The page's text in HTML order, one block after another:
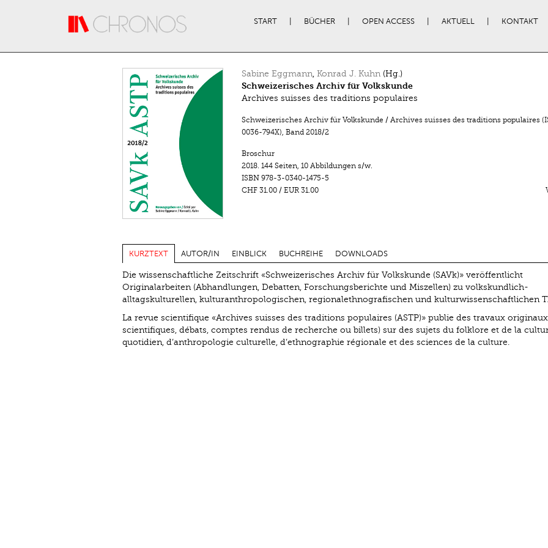
START BÜCHER OPEN ACCESS AKTUELL KONTAKT
Sabine Eggmann, Konrad J. Kuhn(Hg.)
Schweizerisches Archiv für Volkskunde
Archives suisses des traditions populaires
Schweizerisches Archiv für Volkskunde / Archives suisses des traditions populaires
0036-794X), Band 2018/2
Broschur
2018. 144 Seiten, 10 Abbildungen s/w.
ISBN 978-3-0340-1475-5
CHF 31.00/ EUR 31.00
KURZTEXT AUTOR/IN EINBLICK BUCHREIHE DOWNLOADS
Die wissenschaftliche Zeitschrift «Schweizerisches Archiv für Volkskunde (SAVk)» veröffentlicht
Originalarbeiten (Abhandlungen, Debatten, Forschungsberichte und Miszellen) zu volkskundlich-
alltagskulturellen, kulturanthropologischen, regionalethnografischen und kulturwissenschaftlichen
La revue scientifique «Archives suisses des traditions populaires (ASTP)» publie des travaux
scientifiques, débats, comptes rendus de recherche ou billets) sur des sujets du folklore et de la
quotidien, d’anthropologie culturelle, d’ethnographie régionale et des sciences de la culture.